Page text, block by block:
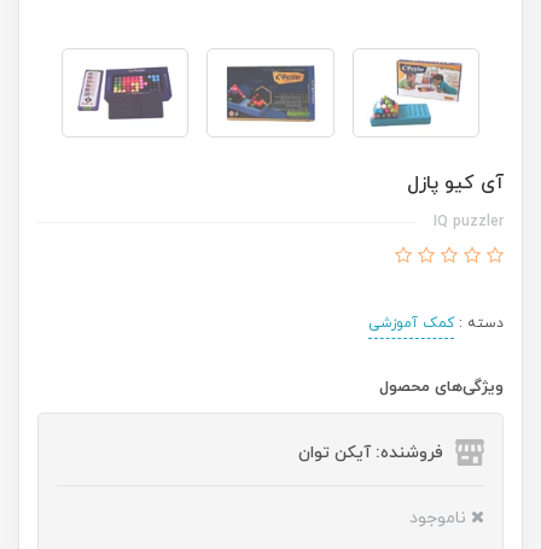
آی کیو پازل
IQ puzzler
دسته :کمک آموزشی
ویژگی‌های محصول
فروشنده: آیکن توان
ناموجود